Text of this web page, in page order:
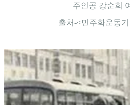
주인공 강순희
출처-<민주화운동